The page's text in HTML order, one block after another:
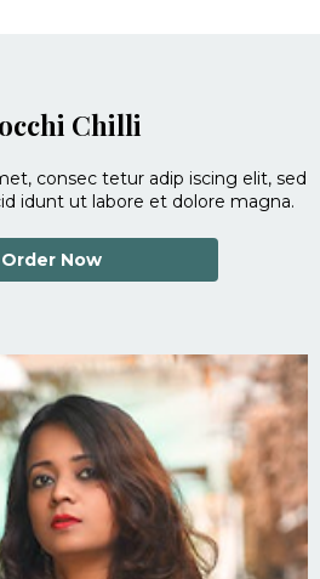
Chilli
consec tetur adip iscing elit, sed
idunt ut labore et dolore magna.
Order Now